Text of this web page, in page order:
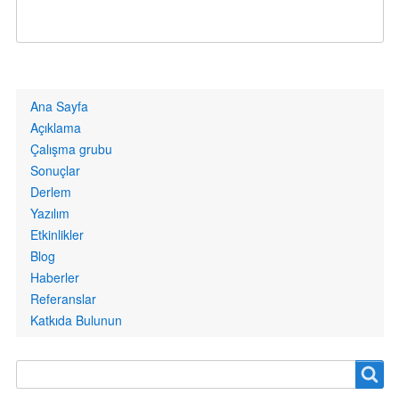
Primary
links
Ana Sayfa
Açıklama
Çalışma grubu
Sonuçlar
Derlem
Yazılım
Etkinlikler
Blog
Haberler
Referanslar
Katkıda Bulunun
form